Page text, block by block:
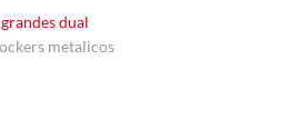
dual
metalicos